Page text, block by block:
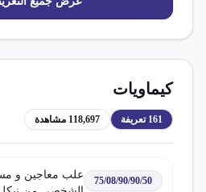
كيماويات
161 تعريفة 118,697 مشاهدة
75/08/90/90/50
علب معاجين و